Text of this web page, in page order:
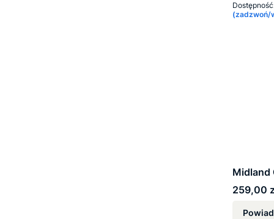
(zadzwoń/
Midland
Cena
259,00